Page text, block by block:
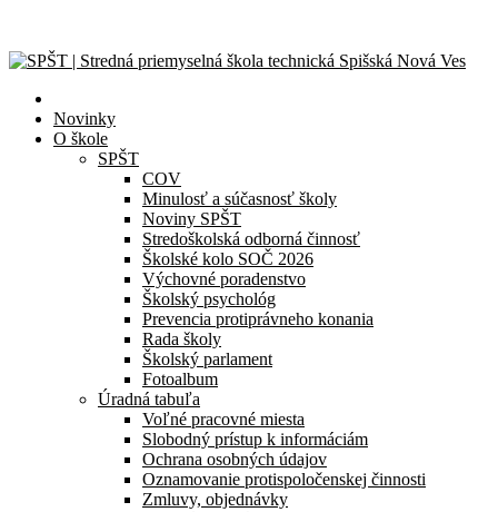
Novinky
O škole
SPŠT
COV
Minulosť a súčasnosť školy
Noviny SPŠT
Stredoškolská odborná činnosť
Školské kolo SOČ 2026
Výchovné poradenstvo
Školský psychológ
Prevencia protiprávneho konania
Rada školy
Školský parlament
Fotoalbum
Úradná tabuľa
Voľné pracovné miesta
Slobodný prístup k informáciám
Ochrana osobných údajov
Oznamovanie protispoločenskej činnosti
Zmluvy, objednávky